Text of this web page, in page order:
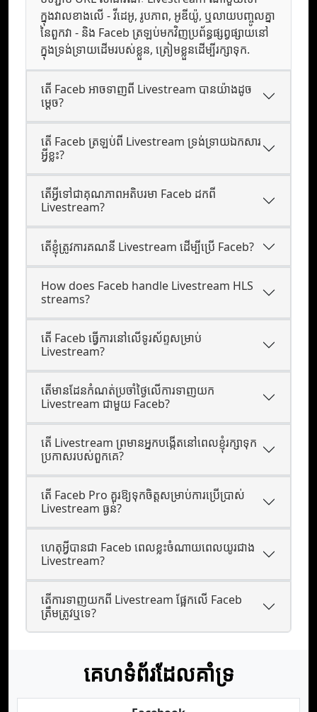
ក្នុងវាលខាងលើ - វីដេអូ, រូបភាព, អូឌីយ៉ូ, ឬលាយបញ្ចូលគ្នា
នៃពួកវា - និង Faceb ត្រឡប់មកវិញប្រព័ន្ធផ្សព្វផ្សាយនៅ
ក្នុងទ្រង់ទ្រាយដើមរបស់ខ្លួន, ត្រៀមខ្លួនដើម្បីរក្សាទុក.
តើ Faceb អាចទាញពី Livestream បានយ៉ាងដូច
ម្តេច?
តើ Faceb ត្រឡប់ពី Livestream ទ្រង់ទ្រាយឯកសារ
អ្វីខ្លះ?
តើអ្វីទៅជាគុណភាពអតិបរមា Faceb ដកពី
Livestream?
តើខ្ញុំត្រូវការគណនី Livestream ដើម្បីប្រើ Faceb?
How does Faceb handle Livestream HLS
streams?
តើ Faceb ធ្វើការនៅលើទូរស័ព្ទសម្រាប់
Livestream?
តើមានដែនកំណត់ប្រចាំថ្ងៃលើការទាញយក
Livestream ជាមួយ Faceb?
តើ Livestream ព្រមានអ្នកបង្កើតនៅពេលខ្ញុំរក្សាទុក
ប្រកាសរបស់ពួកគេ?
តើ Faceb Pro គួរឱ្យទុកចិត្តសម្រាប់ការប្រើប្រាស់
Livestream ធ្ងន់?
ហេតុអ្វីបានជា Faceb ពេលខ្លះចំណាយពេលយូរជាង
Livestream?
តើការទាញយកពី Livestream ផ្អែកលើ Faceb
ត្រឹមត្រូវឬទេ?
គេហទំព័រដែលគាំទ្រ